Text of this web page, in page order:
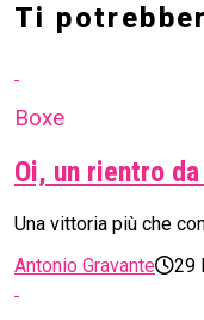
Ti
Boxe
Oi, un rientro
Una vittoria più che
Antonio Gravante
29